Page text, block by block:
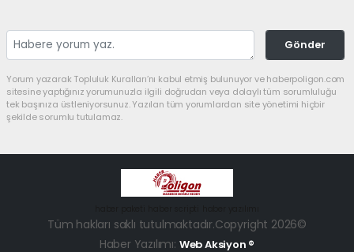
Gönder
Yorum yazarak Topluluk Kuralları’nı kabul etmiş bulunuyor ve haberpoligon.com
sitesine yaptığınız yorumunuzla ilgili doğrudan veya dolaylı tüm sorumluluğu
tek başınıza üstleniyorsunuz. Yazılan tüm yorumlardan site yönetimi hiçbir
şekilde sorumlu tutulamaz.
Tüm hakları saklı tutulmaktadır.Copyright 2026©
Haber Yazılımı: Web Aksiyon ®